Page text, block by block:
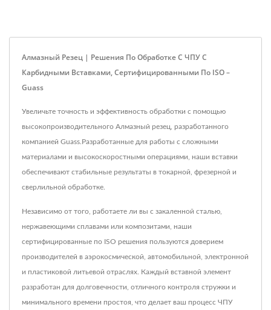
Алмазный Резец | Решения По Обработке С ЧПУ С
Карбидными Вставками, Сертифицированными По ISO –
Guass
Увеличьте точность и эффективность обработки с помощью
высокопроизводительного Алмазный резец, разработанного
компанией Guass.Разработанные для работы с сложными
материалами и высокоскоростными операциями, наши вставки
обеспечивают стабильные результаты в токарной, фрезерной и
сверлильной обработке.
Независимо от того, работаете ли вы с закаленной сталью,
нержавеющими сплавами или композитами, наши
сертифицированные по ISO решения пользуются доверием
производителей в аэрокосмической, автомобильной, электронной
и пластиковой литьевой отраслях. Каждый вставной элемент
разработан для долговечности, отличного контроля стружки и
минимального времени простоя, что делает ваш процесс ЧПУ